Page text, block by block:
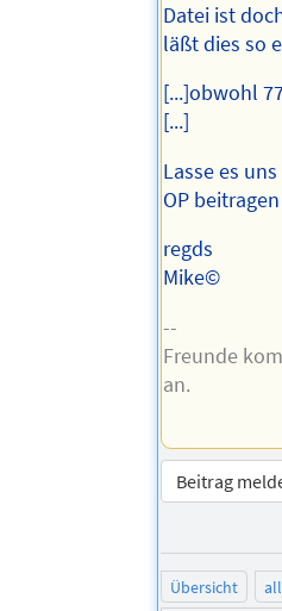
Datei ist
läßt dies so
[...]obwohl
[...]
Lasse es
OP
regds
Mike©
--
Freunde
an.
Beitrag
Übersicht